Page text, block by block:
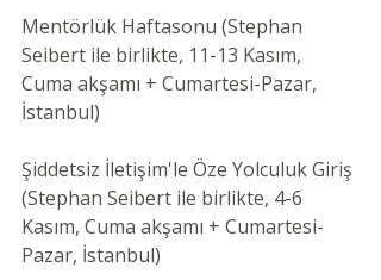
Mentörlük Haftasonu (Stephan
Seibert ile birlikte, 11-13 Kasım,
Cuma akşamı + Cumartesi-Pazar,
İstanbul)
Şiddetsiz İletişim'le Öze Yolculuk Giriş
(Stephan Seibert ile birlikte, 4-6
Kasım, Cuma akşamı + Cumartesi-
Pazar, İstanbul)